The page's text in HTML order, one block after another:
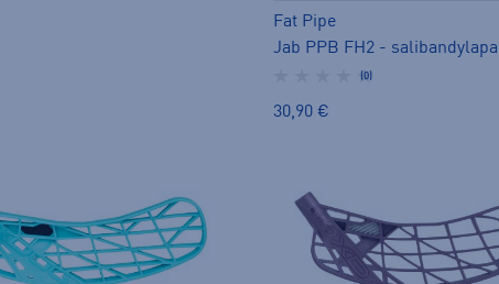
Fat Pipe
Jab PPB FH2 - salibandylapa
(0)
30,90 €